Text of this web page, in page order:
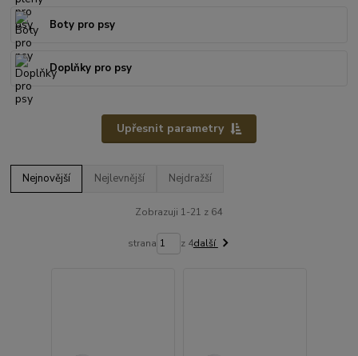
Boty pro psy
Doplňky pro psy
Upřesnit parametry
Nejnovější Nejlevnější Nejdražší
Zobrazuji 1-21 z 64
strana z 4další